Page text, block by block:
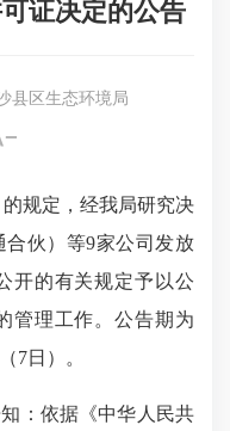
证决定的公告
县区生态环境局
规定，经我局研究决
伙）等9家公司发放
开的有关规定予以公
管理工作。公告期为
7日）。
：依据《中华人民共